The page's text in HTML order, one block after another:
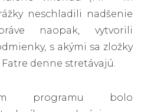
neschladili nadšenie
naopak, vytvorili
s akými sa zložky
denne stretávajú.
programu bolo